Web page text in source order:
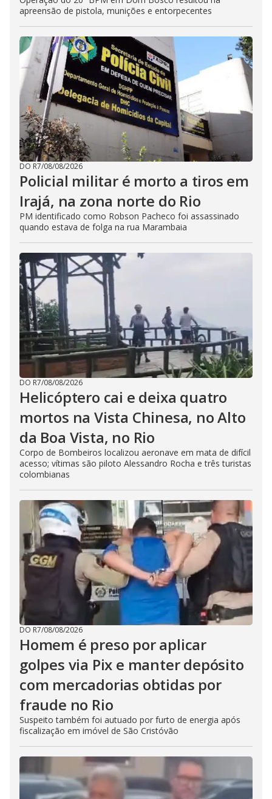
apreensão de pistola, munições e entorpecentes
DO R7/08/08/2026
Policial militar é morto a tiros em
Irajá, na zona norte do Rio
PM identificado como Robson Pacheco foi assassinado
quando estava de folga na rua Marambaia
DO R7/08/08/2026
Helicóptero cai e deixa quatro
mortos na Vista Chinesa, no Alto
da Boa Vista, no Rio
Corpo de Bombeiros localizou aeronave em mata de difícil
acesso; vítimas são piloto Alessandro Rocha e três turistas
colombianas
DO R7/08/08/2026
Homem é preso por aplicar
golpes via Pix e manter depósito
com mercadorias obtidas por
fraude no Rio
Suspeito também foi autuado por furto de energia após
fiscalização em imóvel de São Cristóvão